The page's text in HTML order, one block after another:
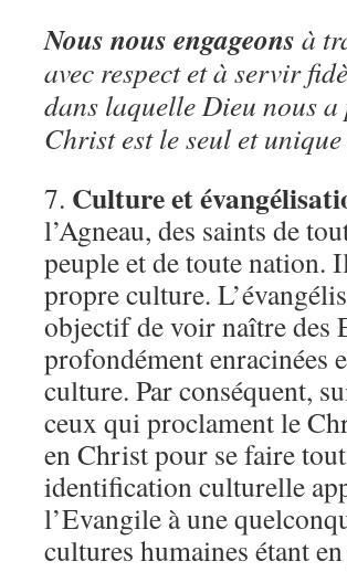
Nous nous engageons à
avec respect et à servir
dans laquelle Dieu nous
Christ est le seul et
7. Culture et
l’Agneau, des saints de
peuple et de toute nation.
propre culture.
objectif de voir naître des
profondément enracinées
culture. Par conséquent,
ceux qui proclament le
en Christ pour se faire
identification culturelle
l’Evangile à une
cultures humaines étant